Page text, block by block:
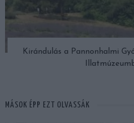
Kirándulás a Pannonhalmi
MÁSOK ÉPP EZT OLVASSÁK